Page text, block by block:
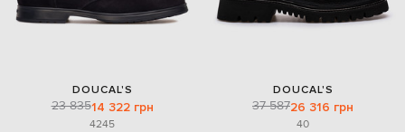
DOUCAL'S
23 83514 322 грн
4245
DOUCAL'S
37 58726 316 грн
40